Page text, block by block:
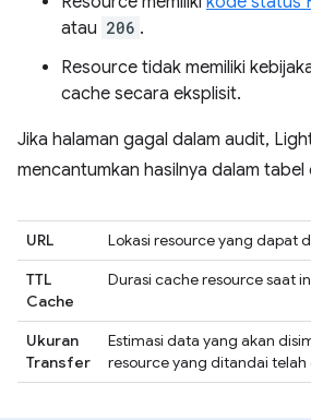
atau 206 .
Resource tidak memiliki
cache secara eksplisit.
Jika halaman gagal dalam audit,
mencantumkan hasilnya dalam
URL
Lokasi resource yang dapat
TTL
Cache
Durasi cache resource saat
Ukuran
Transfer
Estimasi data yang akan
resource yang ditandai